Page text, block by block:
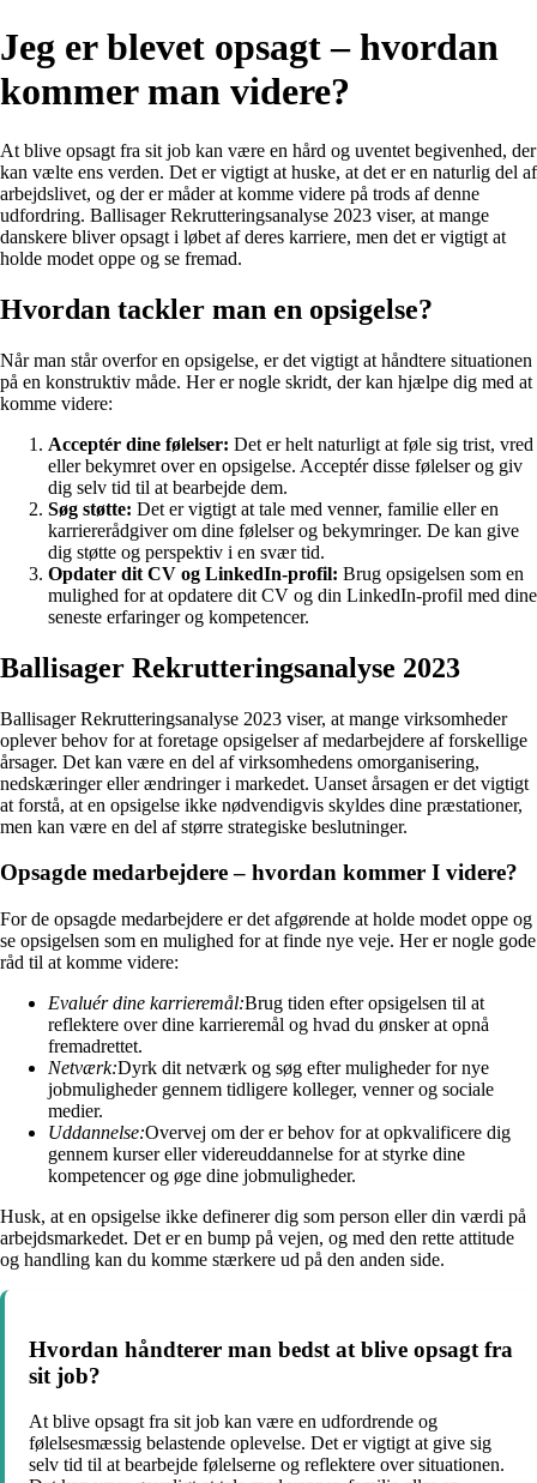
Jeg er blevet opsagt – hvordan
kommer man videre?
At blive opsagt fra sit job kan være en hård og uventet begivenhed, der
kan vælte ens verden. Det er vigtigt at huske, at det er en naturlig del af
arbejdslivet, og der er måder at komme videre på trods af denne
udfordring. Ballisager Rekrutteringsanalyse 2023 viser, at mange
danskere bliver opsagt i løbet af deres karriere, men det er vigtigt at
holde modet oppe og se fremad.
Hvordan tackler man en opsigelse?
Når man står overfor en opsigelse, er det vigtigt at håndtere situationen
på en konstruktiv måde. Her er nogle skridt, der kan hjælpe dig med at
komme videre:
Acceptér dine følelser: Det er helt naturligt at føle sig trist, vred
eller bekymret over en opsigelse. Acceptér disse følelser og giv
dig selv tid til at bearbejde dem.
Søg støtte: Det er vigtigt at tale med venner, familie eller en
karriererådgiver om dine følelser og bekymringer. De kan give
dig støtte og perspektiv i en svær tid.
Opdater dit CV og LinkedIn-profil: Brug opsigelsen som en
mulighed for at opdatere dit CV og din LinkedIn-profil med dine
seneste erfaringer og kompetencer.
Ballisager Rekrutteringsanalyse 2023
Ballisager Rekrutteringsanalyse 2023 viser, at mange virksomheder
oplever behov for at foretage opsigelser af medarbejdere af forskellige
årsager. Det kan være en del af virksomhedens omorganisering,
nedskæringer eller ændringer i markedet. Uanset årsagen er det vigtigt
at forstå, at en opsigelse ikke nødvendigvis skyldes dine præstationer,
men kan være en del af større strategiske beslutninger.
Opsagde medarbejdere – hvordan kommer I videre?
For de opsagde medarbejdere er det afgørende at holde modet oppe og
se opsigelsen som en mulighed for at finde nye veje. Her er nogle gode
råd til at komme videre:
Evaluér dine karrieremål:Brug tiden efter opsigelsen til at
reflektere over dine karrieremål og hvad du ønsker at opnå
fremadrettet.
Netværk:Dyrk dit netværk og søg efter muligheder for nye
jobmuligheder gennem tidligere kolleger, venner og sociale
medier.
Uddannelse:Overvej om der er behov for at opkvalificere dig
gennem kurser eller videreuddannelse for at styrke dine
kompetencer og øge dine jobmuligheder.
Husk, at en opsigelse ikke definerer dig som person eller din værdi på
arbejdsmarkedet. Det er en bump på vejen, og med den rette attitude
og handling kan du komme stærkere ud på den anden side.
Hvordan håndterer man bedst at blive opsagt fra
sit job?
At blive opsagt fra sit job kan være en udfordrende og
følelsesmæssig belastende oplevelse. Det er vigtigt at give sig
selv tid til at bearbejde følelserne og reflektere over situationen.